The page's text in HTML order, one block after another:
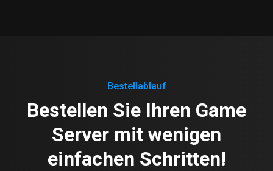
Bestellablauf
Bestellen Sie Ihren Game
Server mit wenigen
einfachen Schritten!